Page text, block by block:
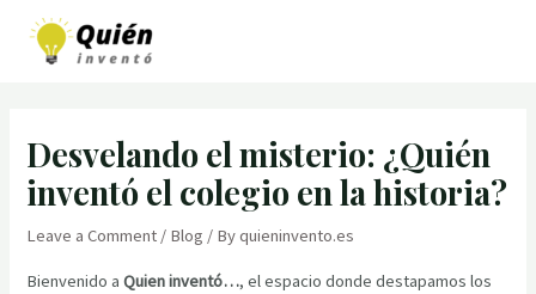
Desvelando el misterio: ¿Quién
inventó el colegio en la historia?
Leave a Comment / Blog / Byquieninvento.es
Bienvenido aQuien inventó…, el espacio donde destapamos los